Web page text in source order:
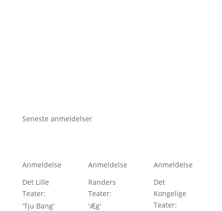
Seneste anmeldelser
Anmeldelse
Det Lille
Teater:
'Tju Bang'
Anmeldelse
Randers
Teater:
'Æg'
Anmeldelse
Det
Kongelige
Teater: